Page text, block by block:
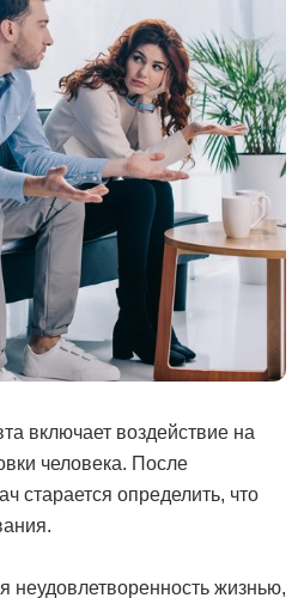
включает воздействие на
человека. После
старается определить, что
неудовлетворенность жизнью,